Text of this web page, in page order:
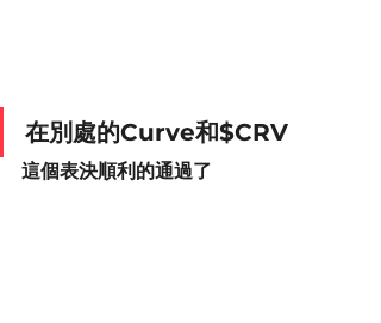
在別處的Curve和$CRV
這個表決順利的通過了